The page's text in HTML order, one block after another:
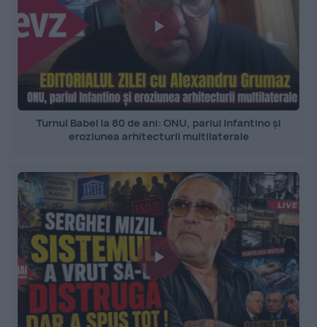
Turnul Babel la 80 de ani: ONU, pariul Infantino și
eroziunea arhitecturii multilaterale